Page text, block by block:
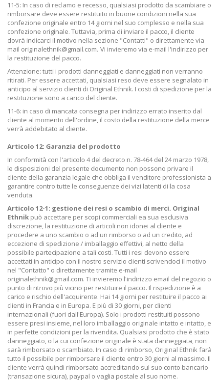
11-5: In caso di reclamo e recesso, qualsiasi prodotto da scambiare o
rimborsare deve essere restituito in buone condizioni nella sua
confezione originale entro 14 giorni nel suo complesso e nella sua
confezione originale. Tuttavia, prima di inviare il pacco, il cliente
dovrà indicarci il motivo nella sezione "Contatti" o direttamente via
mail originalethnik@gmail.com. Vi invieremo via e-mail l'indirizzo per
la restituzione del pacco.
Attenzione: tutti i prodotti danneggiati e danneggiati non verranno
ritirati. Per essere accettati, qualsiasi reso deve essere segnalato in
anticipo al servizio clienti di Original Ethnik. I costi di spedizione per la
restituzione sono a carico del cliente.
11-6: in caso di mancata consegna per indirizzo errato inserito dal
cliente al momento dell'ordine, il costo della restituzione della merce
verrà addebitato al cliente.
Articolo 12: Garanzia del prodotto
In conformità con l'articolo 4 del decreto n. 78-464 del 24 marzo 1978,
le disposizioni del presente documento non possono privare il
cliente della garanzia legale che obbliga il venditore professionista a
garantire contro tutte le conseguenze dei vizi latenti di la cosa
venduta.
Articolo 12-1: gestione dei resi o scambio di merci. Original
Ethnik può accettare per scopi commerciali ea sua esclusiva
discrezione, la restituzione di articoli non idonei al cliente e
procedere a uno scambio o ad un rimborso o ad un credito, ad
eccezione di spedizione / imballaggio effettivi, al netto della
possibile partecipazione a tali costi. Tutti i resi devono essere
accettati in anticipo con il nostro servizio clienti scrivendoci il motivo
nel "Contatto" o direttamente tramite e-mail
originalethnik@gmail.com. Ti invieremo l'indirizzo email del negozio o
punto di ritrovo più vicino per restituire il pacco. Il rispedizione è a
carico e rischio dell'acquirente. Hai 14 giorni per restituire il pacco ai
clienti in Francia e in Europa. E più di 30 giorni, per clienti
internazionali (fuori dall'Europa). Solo i prodotti restituiti possono
essere presi insieme, nel loro imballaggio originale intatto e intatto, e
in perfette condizioni per la rivendita. Qualsiasi prodotto che è stato
danneggiato, o la cui confezione originale è stata danneggiata, non
sarà rimborsato o scambiato. In caso di rimborso, Original Ethnik farà
tutto il possibile per rimborsare il cliente entro 30 giorni al massimo. Il
cliente verrà quindi rimborsato accreditando sul suo conto bancario
(transazione sicura), paypal o vaglia postale al suo nome.